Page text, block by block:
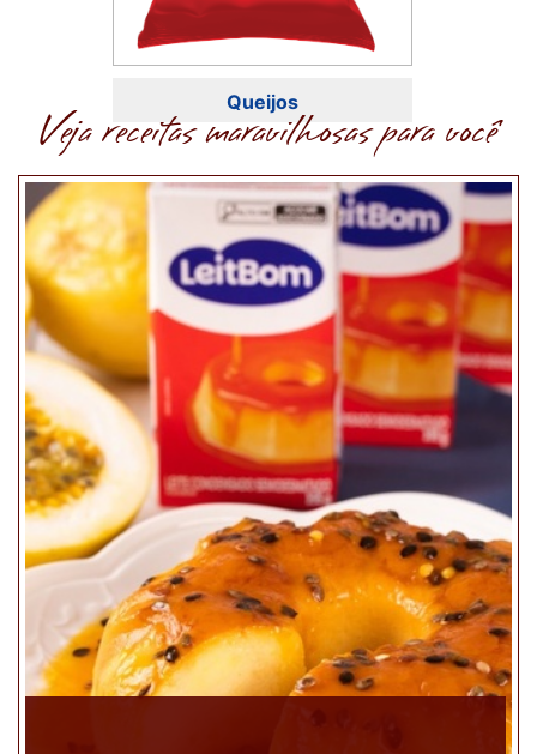
Queijos
Veja receitas maravilhosas para você